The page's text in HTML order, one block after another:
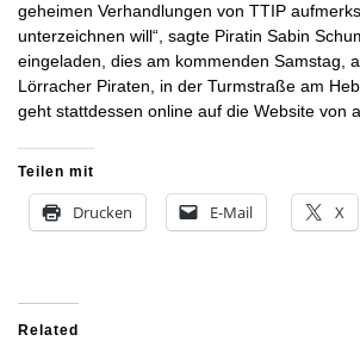
geheimen Verhandlungen von TTIP
unterzeichnen will“, sagte Piratin Sabin
eingeladen, dies am kommenden Samstag,
Lörracher Piraten, in der Turmstraße am
geht stattdessen online auf die Website
Teilen mit
Drucken E-Mail X
Related